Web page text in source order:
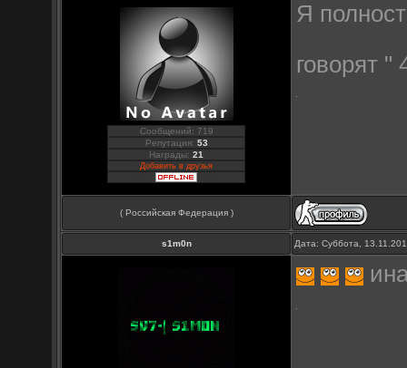
Сообщений: 719
Репутация: 53
Награды:21
Добавить в друзья
Я
говорят "
( Российская Федерация )
s1m0n Дата: Суббота,